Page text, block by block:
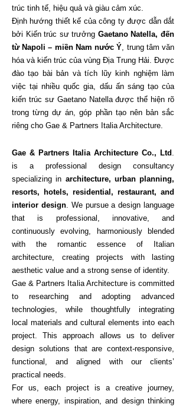
trúc tinh tế, hiệu quả và giàu cảm xúc.
Định hướng thiết kế của công ty được dẫn dắt
bởi Kiến trúc sư trưởng Gaetano Natella, đến
từ Napoli – miền Nam nước Ý, trung tâm văn
hóa và kiến trúc của vùng Địa Trung Hải. Được
đào tạo bài bản và tích lũy kinh nghiệm làm
việc tại nhiều quốc gia, dấu ấn sáng tạo của
kiến trúc sư Gaetano Natella được thể hiện rõ
trong từng dự án, góp phần tạo nên bản sắc
riêng cho Gae & Partners Italia Architecture.
Gae & Partners Italia Architecture Co., Ltd .
is a professional design consultancy
specializing in architecture, urban planning,
resorts, hotels, residential, restaurant, and
interior design. We pursue a design language
that is professional, innovative, and
continuously evolving, harmoniously blended
with the romantic essence of Italian
architecture, creating projects with lasting
aesthetic value and a strong sense of identity.
Gae & Partners Italia Architecture is committed
to researching and adopting advanced
technologies, while thoughtfully integrating
local materials and cultural elements into each
project. This approach allows us to deliver
design solutions that are context-responsive,
functional, and aligned with our clients’
practical needs.
For us, each project is a creative journey,
where energy, inspiration, and design thinking